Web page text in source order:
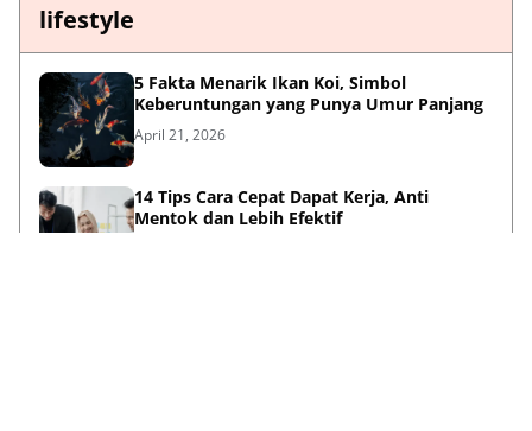
lifestyle
5 Fakta Menarik Ikan Koi, Simbol
Keberuntungan yang Punya Umur Panjang
April 21, 2026
14 Tips Cara Cepat Dapat Kerja, Anti
Mentok dan Lebih Efektif